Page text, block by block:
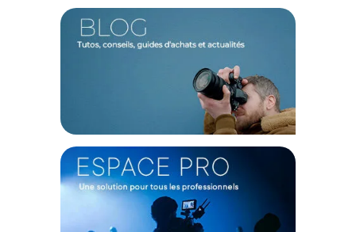
Le système d'autofocus du Panasonic Lumix GH7 utilise la
détection de phase et de contraste pour une plus meilleure
une détection automatique des humains, des animaux, des
oiseaux, des avions, des motos, en cas de nécessité cette
option est désactivable pour prendre la main sur l'AF.
Répondant a des exigences d'enregistrement vidéo
pointues, le Panasonic Lumix GH7 enregistre en interne en
ProRes 422 HQ 5.7K 30p et ProRes Raw HQ et propose
l'utilisation de LUT en temps réel grâce à la fonction Real Time
Lut. Pour une utilisation illimité dans le temps une dissipation
thermique active via un ventilateur de refroidissement est